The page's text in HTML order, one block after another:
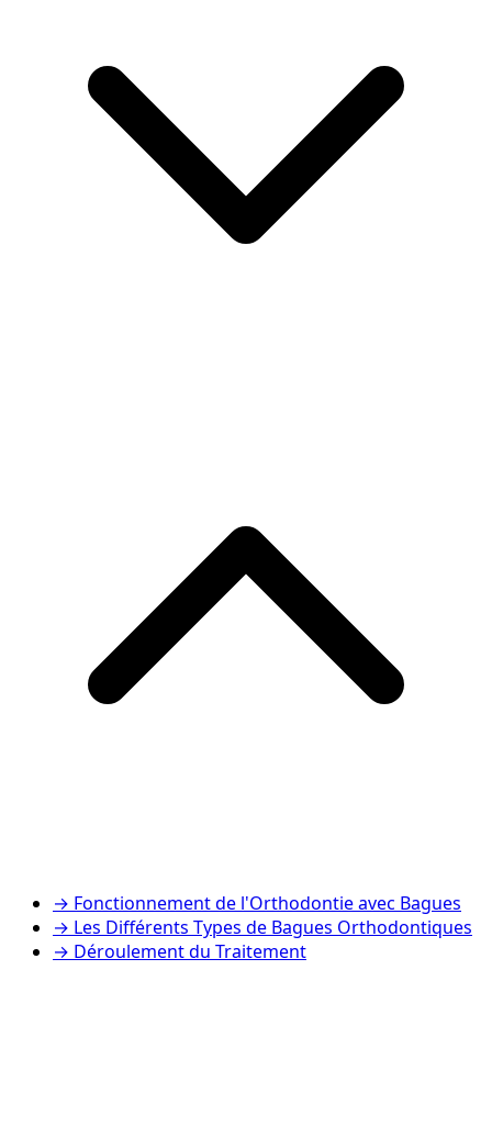
→ Fonctionnement de l'Orthodontie avec Bagues
→ Les Différents Types de Bagues Orthodontiques
→ Déroulement du Traitement